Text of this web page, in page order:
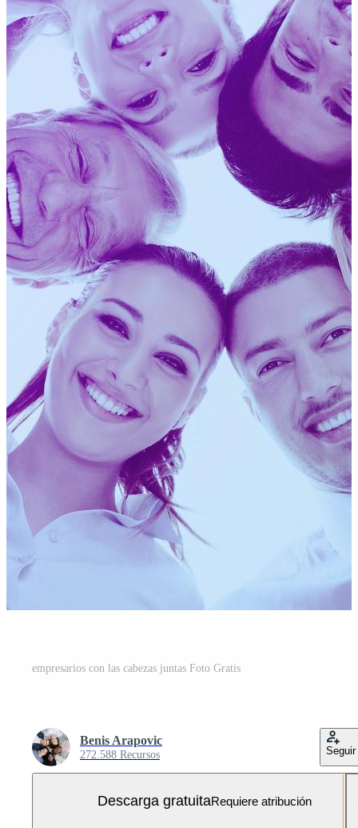
empresarios con las cabezas juntas Foto Gratis
Benis Arapovic
272.588 Recursos Seguir
Descarga gratuitaRequiere atribución